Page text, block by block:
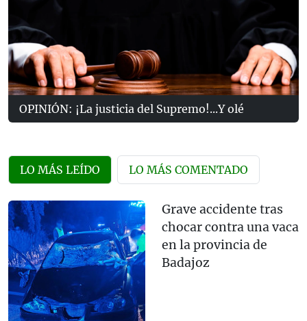
OPINIÓN: ¡La justicia del Supremo!...Y olé
LO MÁS LEÍDO LO MÁS COMENTADO
Grave accidente tras
chocar contra una vaca
en la provincia de
Badajoz